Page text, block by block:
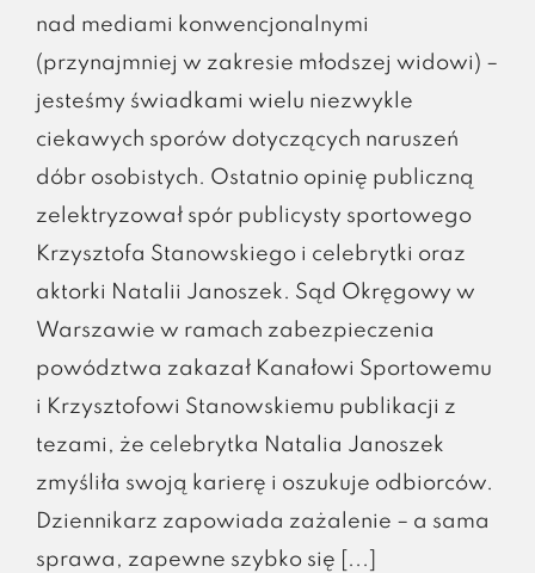
nad mediami konwencjonalnymi
(przynajmniej w zakresie młodszej widowi) –
jesteśmy świadkami wielu niezwykle
ciekawych sporów dotyczących naruszeń
dóbr osobistych. Ostatnio opinię publiczną
zelektryzował spór publicysty sportowego
Krzysztofa Stanowskiego i celebrytki oraz
aktorki Natalii Janoszek. Sąd Okręgowy w
Warszawie w ramach zabezpieczenia
powództwa zakazał Kanałowi Sportowemu
i Krzysztofowi Stanowskiemu publikacji z
tezami, że celebrytka Natalia Janoszek
zmyśliła swoją karierę i oszukuje odbiorców.
Dziennikarz zapowiada zażalenie – a sama
sprawa, zapewne szybko się [...]